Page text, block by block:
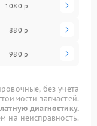
1080 р
880 р
980 р
без учета
запчастей.
диагностику.
на неисправность.